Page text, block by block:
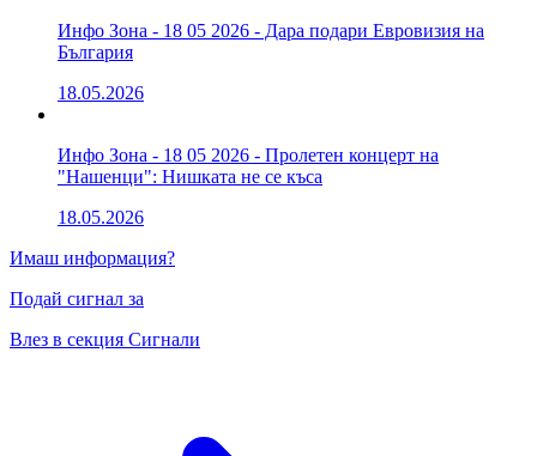
Инфо Зона - 18 05 2026 - Дара подари Евровизия на
България
18.05.2026
Инфо Зона - 18 05 2026 - Пролетен концерт на
"Нашенци": Нишката не се къса
18.05.2026
Имаш информация?
Подай сигнал за
Влез в секция Сигнали